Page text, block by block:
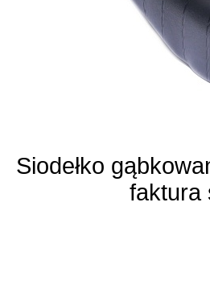
Siodełko
faktura